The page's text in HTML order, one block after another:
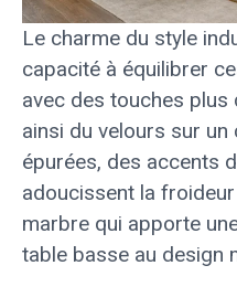
Le charme du style
capacité à équilibrer
avec des touches plus
ainsi du velours sur un
épurées, des accents
adoucissent la
marbre qui apporte
table basse au design